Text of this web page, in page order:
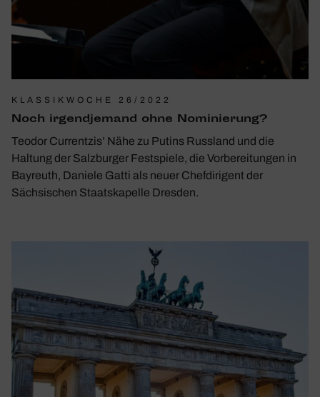
KLASSIKWOCHE 26/2022
Noch irgend­je­mand ohne Nomi­nie­rung?
Teodor Currentzis’ Nähe zu Putins Russland und die
Haltung der Salzburger Festspiele, die Vorbereitungen in
Bayreuth, Daniele Gatti als neuer Chefdirigent der
Sächsischen Staatskapelle Dresden.